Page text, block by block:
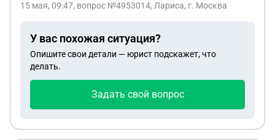
неделю я должна отчитываться.
15 мая, 09:47, вопрос №4953014, Лариса, г. Москва
У вас похожая ситуация?
Опишите свои детали — юрист подскажет, что
делать.
Задать свой вопрос